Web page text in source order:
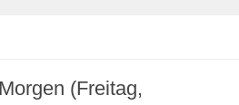
(Freitag,